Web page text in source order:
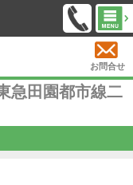
お問合せ
急田園都市線二